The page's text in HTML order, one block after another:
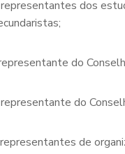
dos
do
do
de